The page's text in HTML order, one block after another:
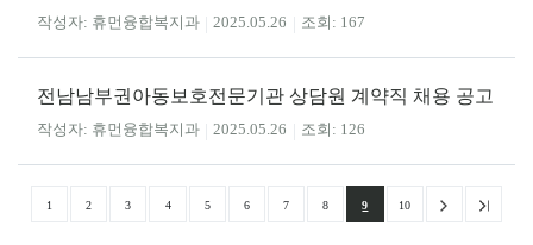
휴먼융합복지과 2025.05.26 167
전남남부권아동보호전문기관 상담원 계약직 채용 공고
휴먼융합복지과 2025.05.26 126
1 2 3 4 5 6 7 8 9 10